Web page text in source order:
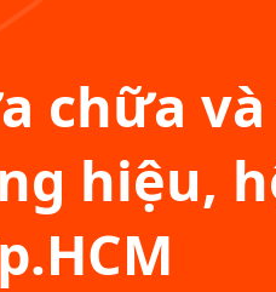
chữa
hiệu,